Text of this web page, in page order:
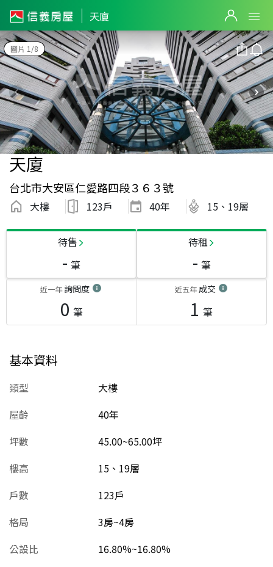
天廈
圖片 1/8
天廈
台北市大安區仁愛路四段３６３號
大樓 123戶 40年 15、19層
待售
- 筆
待租
- 筆
近一年詢問度
0 筆
近五年成交
1 筆
基本資料
類型
大樓
屋齡
40年
坪數
45.00~65.00坪
樓高
15、19層
戶數
123戶
格局
3房~4房
公設比
16.80%~16.80%